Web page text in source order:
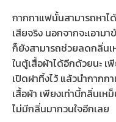
กากกาแฟนั้นสามารถหาไ
เสียจริง นอกจากจะเอาม
ก็ยังสามารถช่วยลดกลิ่น
ในตู้เสื้อผ้าได้อีกด้วยนะ
เปิดฝาทิ้งไว้ แล้วนำกากก
เสื้อผ้า เพียงเท่านี้กลิ่นเห
ไม่มีกลิ่นมากวนใจอีกเลย